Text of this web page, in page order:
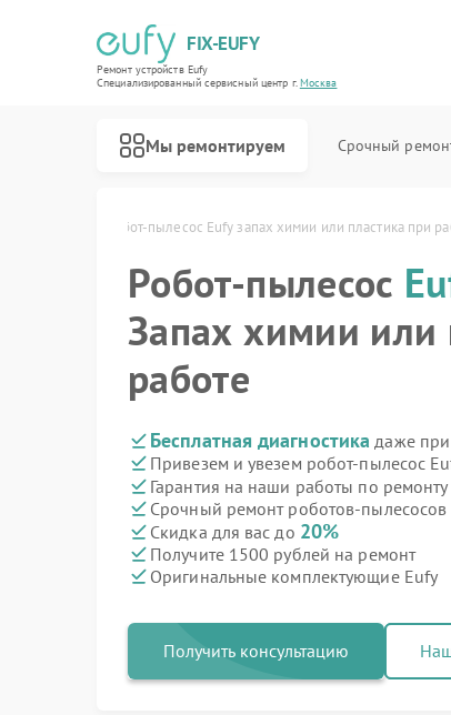
FIX-EUFY
Ремонт устройств Eufy
Специализированный cервисный центр г.Москва
Мы ремонтируем Срочный
Робот-пылесос Eufy запах химии или пластика при
Робот-пылесос
Запах химии или
работе
Бесплатная диагностика даже при
Привезем и увезем робот-пылесос
Гарантия на наши работы по
Срочный ремонт роботов-пылесосов
Скидка для вас до 20%
Получите 1500 рублей на ремонт
Оригинальные комплектующие Eufy
Получить консультацию